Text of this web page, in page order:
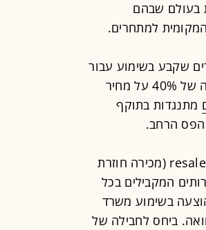
בעולם שבהם
למתחרים.
שקבע בשימוע עבור
שימוש בטלפוניה של בזק לטובת מתחרותיה. המשרד קבע הנחה של 40% על מחיר
מתנגדות בתוקף
הפס הרחב.
לדברי פרטנר, ההשוואה הבינלאומית מלמדת שמחירי שירות ה-resale (מכירה חוזרת
המקבילים בכל
של-100 דקות המחיר שהוצעה בשימוע משרד
במדינות ההשוואה. ביחס לחבילה של